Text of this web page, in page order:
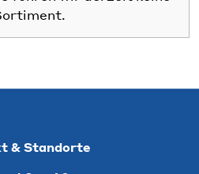
& Standorte